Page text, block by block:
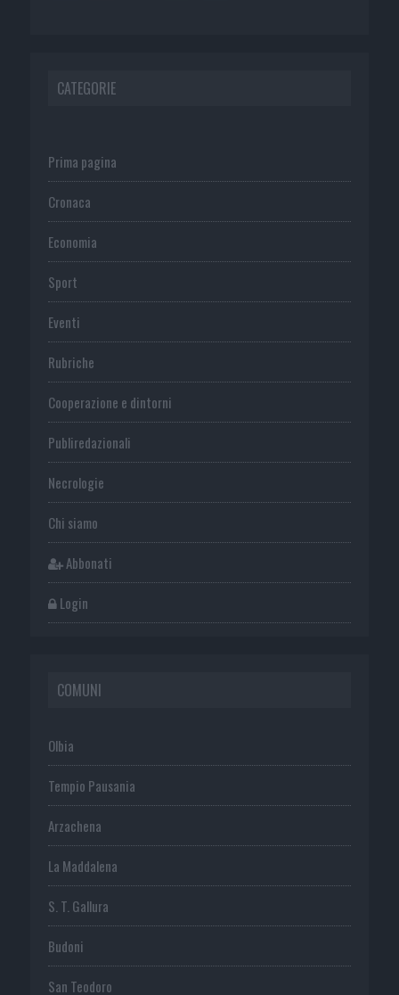
CATEGORIE
Prima pagina
Cronaca
Economia
Sport
Eventi
Rubriche
Cooperazione e dintorni
Publiredazionali
Necrologie
Chi siamo
Abbonati
Login
COMUNI
Olbia
Tempio Pausania
Arzachena
La Maddalena
S. T. Gallura
Budoni
San Teodoro